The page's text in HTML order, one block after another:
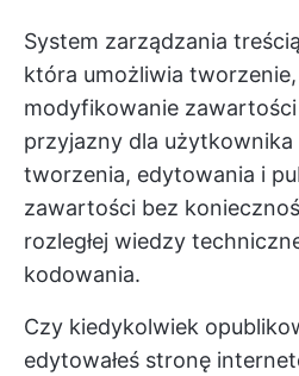
System zarządzania
która umożliwia
modyfikowanie
przyjazny dla
tworzenia, edytowania i
zawartości bez
rozległej wiedzy
kodowania.
Czy kiedykolwiek
edytowałeś stronę